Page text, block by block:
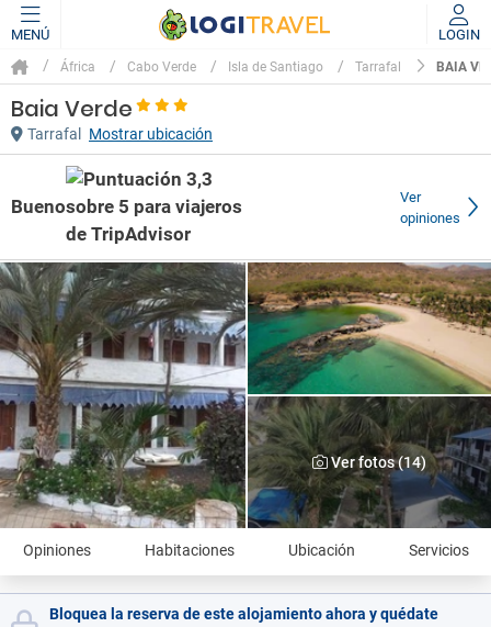
MENÚ LOGIN
África Cabo Verde Isla de Santiago Tarrafal BAIA
Baia Verde
Tarrafal Mostrar ubicación
Bueno
Ver
opiniones
Ver fotos (14)
Opiniones Habitaciones Ubicación Servicios
Bloquea la reserva de este alojamiento ahora y quédate